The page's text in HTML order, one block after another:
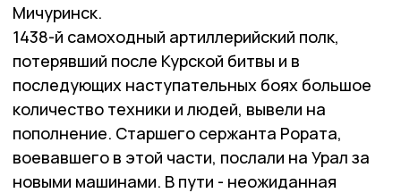
Мичуринск.
1438-й самоходный артиллерийский полк,
потерявший после Курской битвы и в
последующих наступательных боях большое
количество техники и людей, вывели на
пополнение. Старшего сержанта Рората,
воевавшего в этой части, послали на Урал за
новыми машинами. В пути - неожиданная